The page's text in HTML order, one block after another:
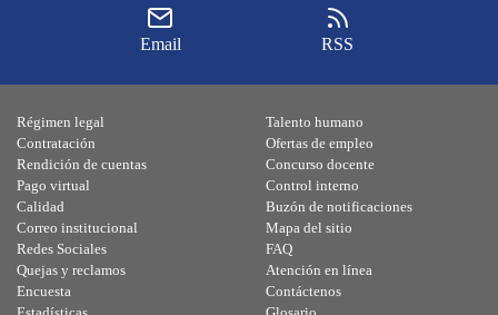
Email RSS
Régimen legal
Contratación
Rendición de cuentas
Pago virtual
Calidad
Talento humano
Ofertas de empleo
Concurso docente
Control interno
Buzón de notificaciones
Correo institucional
Redes Sociales
Quejas y reclamos
Encuesta
Mapa del sitio
FAQ
Atención en línea
Contáctenos